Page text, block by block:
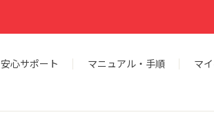
安心サポート マニュアル・手順
マ